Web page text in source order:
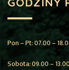
Pon – Pt: 07.00 –
Sobota: 09.00 –